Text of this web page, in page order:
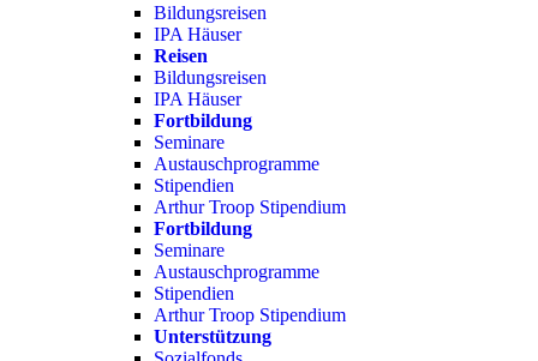
Bildungsreisen
IPA Häuser
Reisen
Bildungsreisen
IPA Häuser
Fortbildung
Seminare
Austauschprogramme
Stipendien
Arthur Troop Stipendium
Fortbildung
Seminare
Austauschprogramme
Stipendien
Arthur Troop Stipendium
Unterstützung